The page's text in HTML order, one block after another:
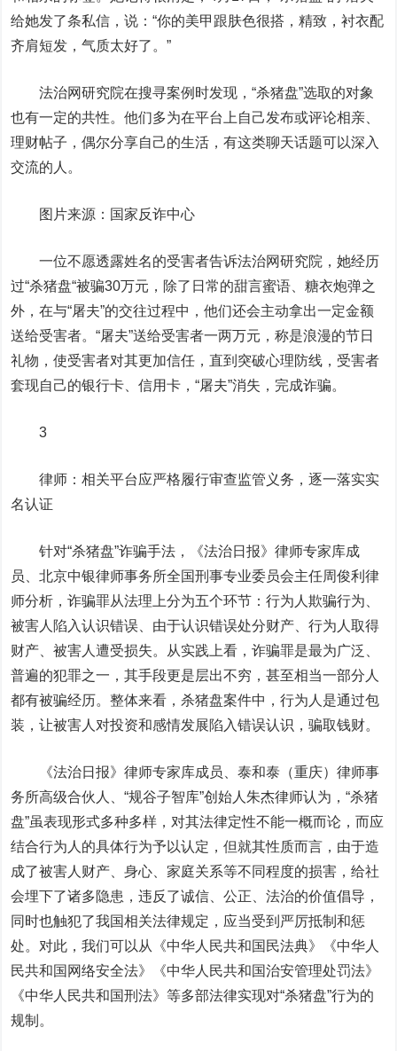
给她发了条私信，说：“你的美甲跟肤色很搭，精致，衬衣配
齐肩短发，气质太好了。”
法治网研究院在搜寻案例时发现，“杀猪盘”选取的对象
也有一定的共性。他们多为在平台上自己发布或评论相亲、
理财帖子，偶尔分享自己的生活，有这类聊天话题可以深入
交流的人。
图片来源：国家反诈中心
一位不愿透露姓名的受害者告诉法治网研究院，她经历
过“杀猪盘“被骗30万元，除了日常的甜言蜜语、糖衣炮弹之
外，在与“屠夫”的交往过程中，他们还会主动拿出一定金额
送给受害者。“屠夫”送给受害者一两万元，称是浪漫的节日
礼物，使受害者对其更加信任，直到突破心理防线，受害者
套现自己的银行卡、信用卡，“屠夫”消失，完成诈骗。
3
律师：相关平台应严格履行审查监管义务，逐一落实实
名认证
针对“杀猪盘”诈骗手法，《法治日报》律师专家库成
员、北京中银律师事务所全国刑事专业委员会主任周俊利律
师分析，诈骗罪从法理上分为五个环节：行为人欺骗行为、
被害人陷入认识错误、由于认识错误处分财产、行为人取得
财产、被害人遭受损失。从实践上看，诈骗罪是最为广泛、
普遍的犯罪之一，其手段更是层出不穷，甚至相当一部分人
都有被骗经历。整体来看，杀猪盘案件中，行为人是通过包
装，让被害人对投资和感情发展陷入错误认识，骗取钱财。
《法治日报》律师专家库成员、泰和泰（重庆）律师事
务所高级合伙人、“规谷子智库”创始人朱杰律师认为，“杀猪
盘”虽表现形式多种多样，对其法律定性不能一概而论，而应
结合行为人的具体行为予以认定，但就其性质而言，由于造
成了被害人财产、身心、家庭关系等不同程度的损害，给社
会埋下了诸多隐患，违反了诚信、公正、法治的价值倡导，
同时也触犯了我国相关法律规定，应当受到严厉抵制和惩
处。对此，我们可以从《中华人民共和国民法典》《中华人
民共和国网络安全法》《中华人民共和国治安管理处罚法》
《中华人民共和国刑法》等多部法律实现对“杀猪盘”行为的
规制。